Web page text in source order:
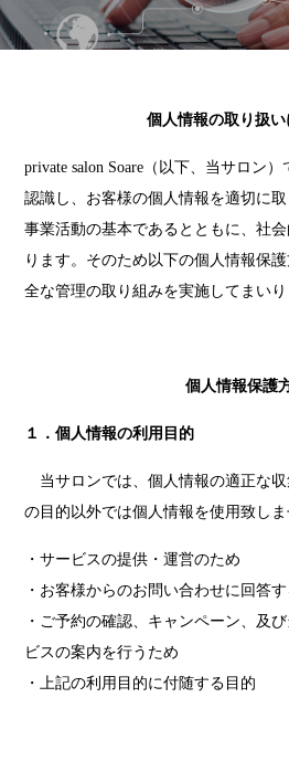
個人情報の取り扱い
private salon Soare（以下、当サロン
認識し、お客様の個人情報を適切に取
事業活動の基本であるとともに、社
ります。そのため以下の個人情報保
全な管理の取り組みを実施してまいり
個人情報保護
１．個人情報の利用目的
当サロンでは、個人情報の適正な
の目的以外では個人情報を使用致しま
・サービスの提供・運営のため
・お客様からのお問い合わせに回答
・ご予約の確認、キャンペーン、及
ビスの案内を行うため
・上記の利用目的に付随する目的